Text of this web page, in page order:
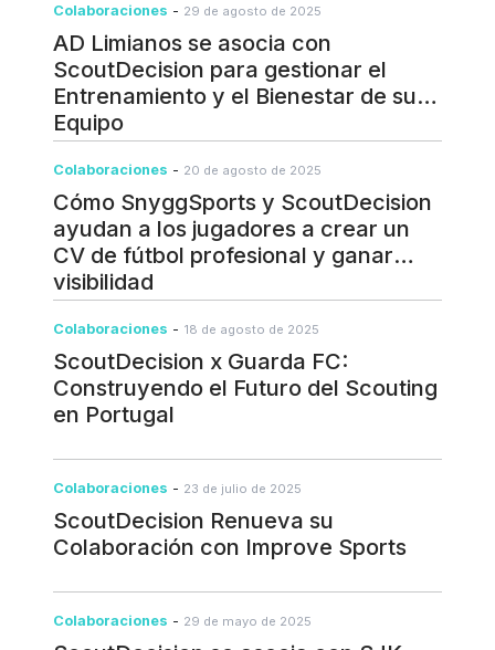
Colaboraciones - 29 de agosto de 2025
AD Limianos se asocia con
ScoutDecision para gestionar el
Entrenamiento y el Bienestar de su
Equipo
Colaboraciones - 20 de agosto de 2025
Cómo SnyggSports y ScoutDecision
ayudan a los jugadores a crear un
CV de fútbol profesional y ganar
visibilidad
Colaboraciones - 18 de agosto de 2025
ScoutDecision x Guarda FC:
Construyendo el Futuro del Scouting
en Portugal
Colaboraciones - 23 de julio de 2025
ScoutDecision Renueva su
Colaboración con Improve Sports
Colaboraciones - 29 de mayo de 2025